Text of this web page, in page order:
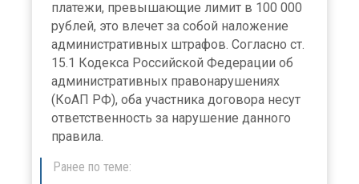
платежи, превышающие лимит в 100 000
рублей, это влечет за собой наложение
административных штрафов. Согласно ст.
15.1 Кодекса Российской Федерации об
административных правонарушениях
(КоАП РФ), оба участника договора несут
ответственность за нарушение данного
правила.
Ранее по теме: